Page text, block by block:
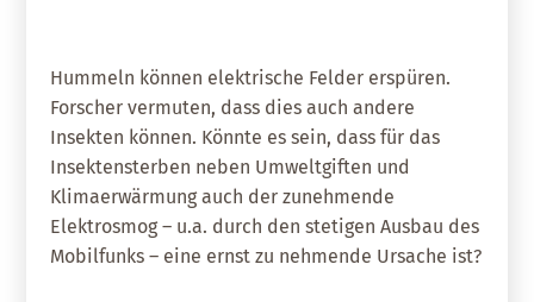
Hummeln können elektrische Felder erspüren.
Forscher vermuten, dass dies auch andere
Insekten können. Könnte es sein, dass für das
Insektensterben neben Umweltgiften und
Klimaerwärmung auch der zunehmende
Elektrosmog – u.a. durch den stetigen Ausbau des
Mobilfunks – eine ernst zu nehmende Ursache ist?